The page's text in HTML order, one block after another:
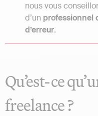
nous vous
d’un professionnel
d’erreur.
Qu’est-ce
freelance ?